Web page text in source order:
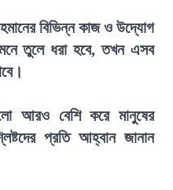
বিভিন্ন কাজ ও উদ্যোগ
তুলে ধরা হবে, তখন এসব
আরও বেশি করে মানুষের
প্রতি আহ্বান জানান